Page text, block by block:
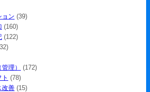
ョン (39)
(160)
(122)
理）
(172)
(78)
改善 (15)